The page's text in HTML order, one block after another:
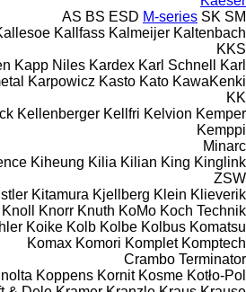
AS BS ESD M-series SK SM
Kallfass Kalmeijer Kaltenbach
KKS
Kapp Niles Kardex Karl Schnell
Karl
Karpowicz Kasto Kato KawaKenki
KK
Kellenberger Kellfri Kelvion Kemper
Kemppi
Minarc
Kiheung Kilia Kilian King Kinglink
ZSW
Kitamura Kjellberg Klein Klieverik
Knoll Knorr Knuth KoMo Koch Technik
Koike Kolb Kolbe Kolbus Komatsu
Komax Komori Komplet Komptech
Crambo Terminator
Koppens Kornit Kosme Kotło-Pol